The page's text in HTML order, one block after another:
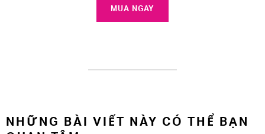
MUA NGAY
NHỮNG BÀI VIẾT NÀY CÓ THỂ BẠN